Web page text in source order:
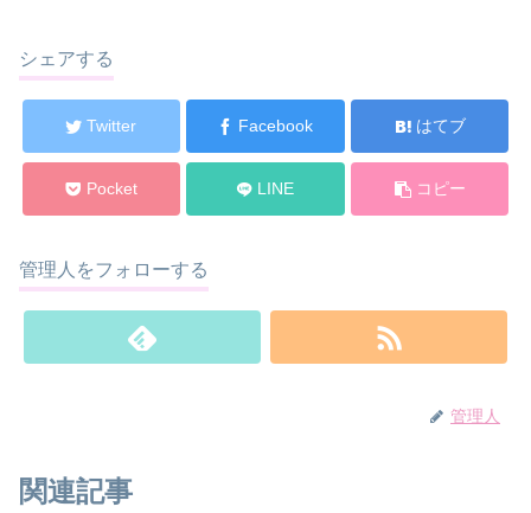
シェアする
Twitter Facebook はてブ
Pocket LINE コピー
管理人をフォローする
管理人
関連記事